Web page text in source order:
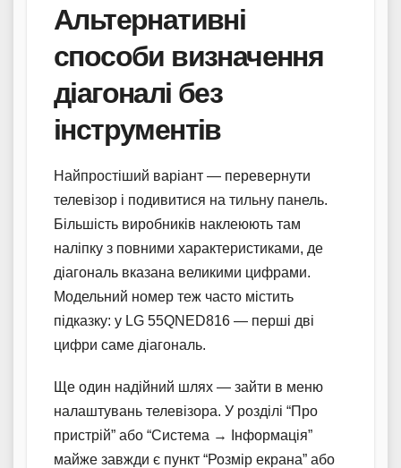
Альтернативні
способи визначення
діагоналі без
інструментів
Найпростіший варіант — перевернути
телевізор і подивитися на тильну панель.
Більшість виробників наклеюють там
наліпку з повними характеристиками, де
діагональ вказана великими цифрами.
Модельний номер теж часто містить
підказку: у LG 55QNED816 — перші дві
цифри саме діагональ.
Ще один надійний шлях — зайти в меню
налаштувань телевізора. У розділі “Про
пристрій” або “Система → Інформація”
майже завжди є пункт “Розмір екрана” або